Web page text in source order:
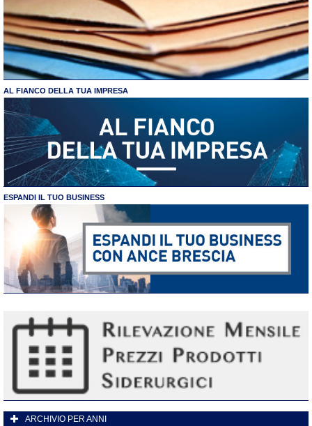
AL FIANCO DELLA TUA IMPRESA
ESPANDI IL TUO BUSINESS
ARCHIVIO PER ANNI